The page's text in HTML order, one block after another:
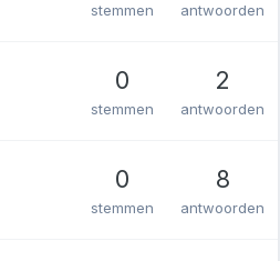
stemmen antwoorden
0
stemmen
2
antwoorden
0
stemmen
8
antwoorden